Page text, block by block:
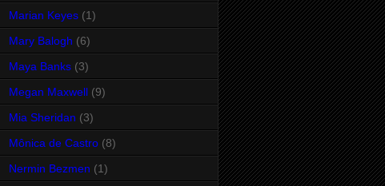
Marian Keyes (1)
Mary Balogh (6)
Maya Banks (3)
Megan Maxwell (9)
Mia Sheridan (3)
Mônica de Castro (8)
Nermin Bezmen (1)